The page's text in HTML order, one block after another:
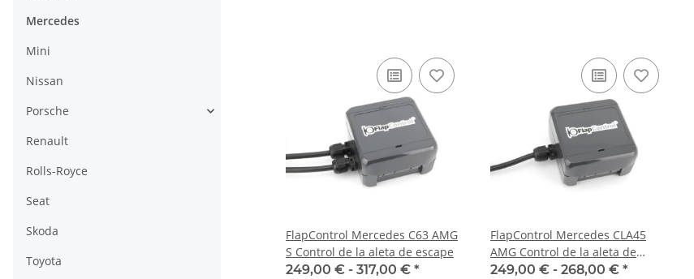
FlapControl Mercedes C63 AMG
S Control de la aleta de escape
249,00 € - 317,00 € *
FlapControl Mercedes CLA45
AMG Control de la aleta de
escape
249,00 € - 268,00 € *
Mercedes
Mini
Nissan
Porsche
Renault
Rolls-Royce
Seat
Skoda
Toyota